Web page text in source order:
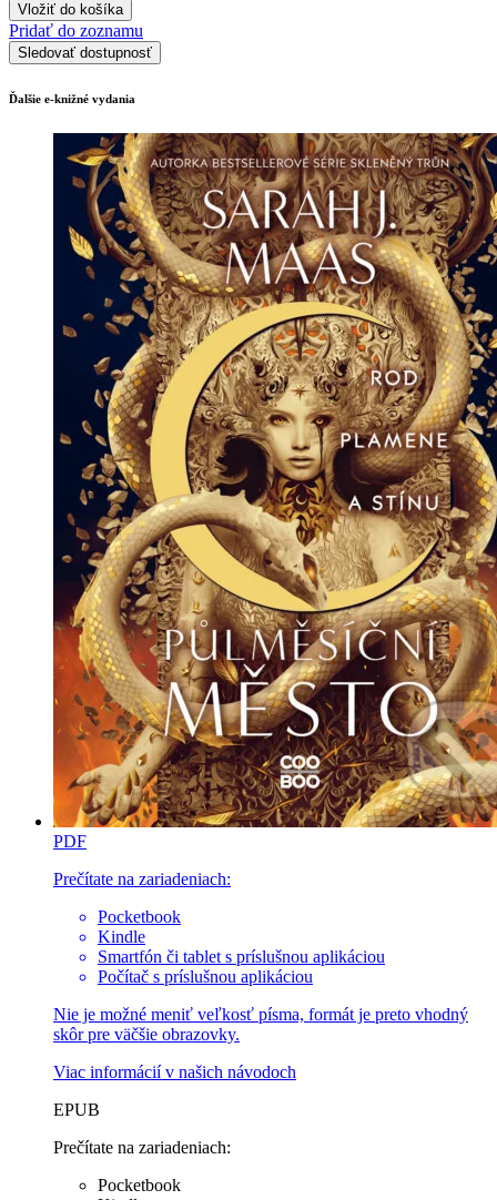
Vložiť do košíka
Pridať do zoznamu
Sledovať dostupnosť
Ďalšie e-knižné vydania
PDF
Prečítate na zariadeniach:
Pocketbook
Kindle
Smartfón či tablet s príslušnou aplikáciou
Počítač s príslušnou aplikáciou
Nie je možné meniť veľkosť písma, formát je preto vhodný
skôr pre väčšie obrazovky.
Viac informácií v našich návodoch
EPUB
Prečítate na zariadeniach:
Pocketbook